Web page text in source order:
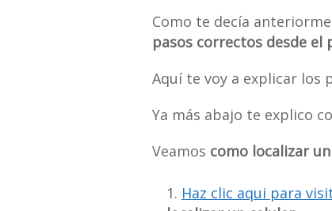
Como te decía
pasos correctos desde
Aquí te voy a explicar los
Ya más abajo te explico
Veamos como localizar
Haz clic aqui para